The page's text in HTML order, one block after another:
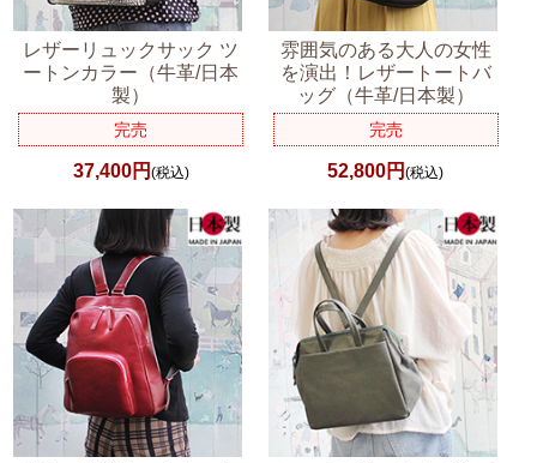
レザーリュックサック ツ
ートンカラー（牛革/日本
製）
完売
37,400円 (税込)
雰囲気のある大人の女性
を演出！レザートートバ
ッグ（牛革/日本製）
完売
52,800円(税込)